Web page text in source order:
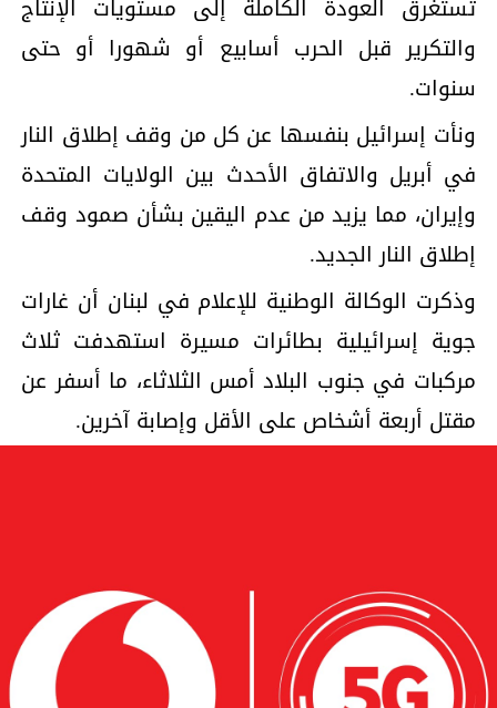
تستغرق العودة الكاملة إلى مستويات الإنتاج
والتكرير قبل الحرب أسابيع أو شهورا أو حتى
سنوات.
ونأت إسرائيل بنفسها عن كل من وقف إطلاق النار
في أبريل والاتفاق الأحدث بين الولايات المتحدة
وإيران، مما يزيد من عدم اليقين بشأن صمود وقف
إطلاق النار الجديد.
وذكرت الوكالة الوطنية للإعلام في لبنان أن غارات
جوية إسرائيلية بطائرات مسيرة استهدفت ثلاث
مركبات في جنوب البلاد أمس الثلاثاء، ما أسفر عن
مقتل أربعة أشخاص على الأقل وإصابة آخرين.